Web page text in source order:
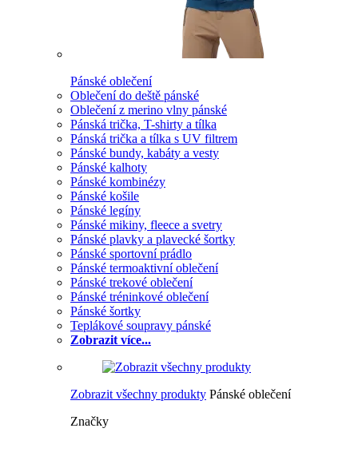
Pánské oblečení
Oblečení do deště pánské
Oblečení z merino vlny pánské
Pánská trička, T-shirty a tílka
Pánská trička a tílka s UV filtrem
Pánské bundy, kabáty a vesty
Pánské kalhoty
Pánské kombinézy
Pánské košile
Pánské legíny
Pánské mikiny, fleece a svetry
Pánské plavky a plavecké šortky
Pánské sportovní prádlo
Pánské termoaktivní oblečení
Pánské trekové oblečení
Pánské tréninkové oblečení
Pánské šortky
Teplákové soupravy pánské
Zobrazit více...
Zobrazit všechny produkty Pánské oblečení
Značky